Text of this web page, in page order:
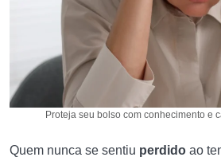
Proteja seu bolso com conhecimento e
Quem nunca se sentiu perdido ao